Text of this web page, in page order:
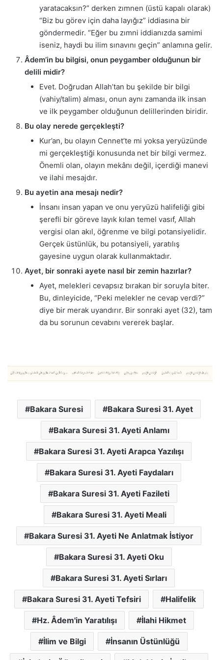
yaratacaksın?” derken zımnen (üstü kapalı olarak)
“Biz bu görev için daha layığız” iddiasına bir
göndermedir. “Eğer bu zımni iddianızda samimi
iseniz, haydi bu ilim sınavını geçin” anlamına gelir.
Âdem’in bu bilgisi, onun peygamber olduğunun bir
delili midir?
Evet. Doğrudan Allah’tan bu şekilde bir bilgi
(vahiy/talim) alması, onun aynı zamanda ilk insan
ve ilk peygamber olduğunun delillerinden biridir.
Bu olay nerede gerçekleşti?
Kur’an, bu olayın Cennet’te mi yoksa yeryüzünde
mi gerçekleştiği konusunda net bir bilgi vermez.
Önemli olan, olayın mekânı değil, içerdiği manevi
ve ilahi mesajdır.
Bu ayetin ana mesajı nedir?
İnsanı insan yapan ve onu yeryüzü halifeliği gibi
şerefli bir göreve layık kılan temel vasıf, Allah
vergisi olan akıl, öğrenme ve bilgi potansiyelidir.
Gerçek üstünlük, bu potansiyeli, yaratılış
gayesine uygun olarak kullanmaktadır.
Ayet, bir sonraki ayete nasıl bir zemin hazırlar?
Ayet, melekleri cevapsız bırakan bir soruyla biter.
Bu, dinleyicide, “Peki melekler ne cevap verdi?”
diye bir merak uyandırır. Bir sonraki ayet (32), tam
da bu sorunun cevabını vererek başlar.
Bakara Suresi Bakara Suresi 31. Ayet
Bakara Suresi 31. Ayeti Anlamı
Bakara Suresi 31. Ayeti Arapca Yazılışı
Bakara Suresi 31. Ayeti Faydaları
Bakara Suresi 31. Ayeti Fazileti
Bakara Suresi 31. Ayeti Meali
Bakara Suresi 31. Ayeti Ne Anlatmak İstiyor
Bakara Suresi 31. Ayeti Oku
Bakara Suresi 31. Ayeti Sırları
Bakara Suresi 31. Ayeti Tefsiri Halifelik
Hz. Âdem'in Yaratılışı İlahi Hikmet
İlim ve Bilgi İnsanın Üstünlüğü